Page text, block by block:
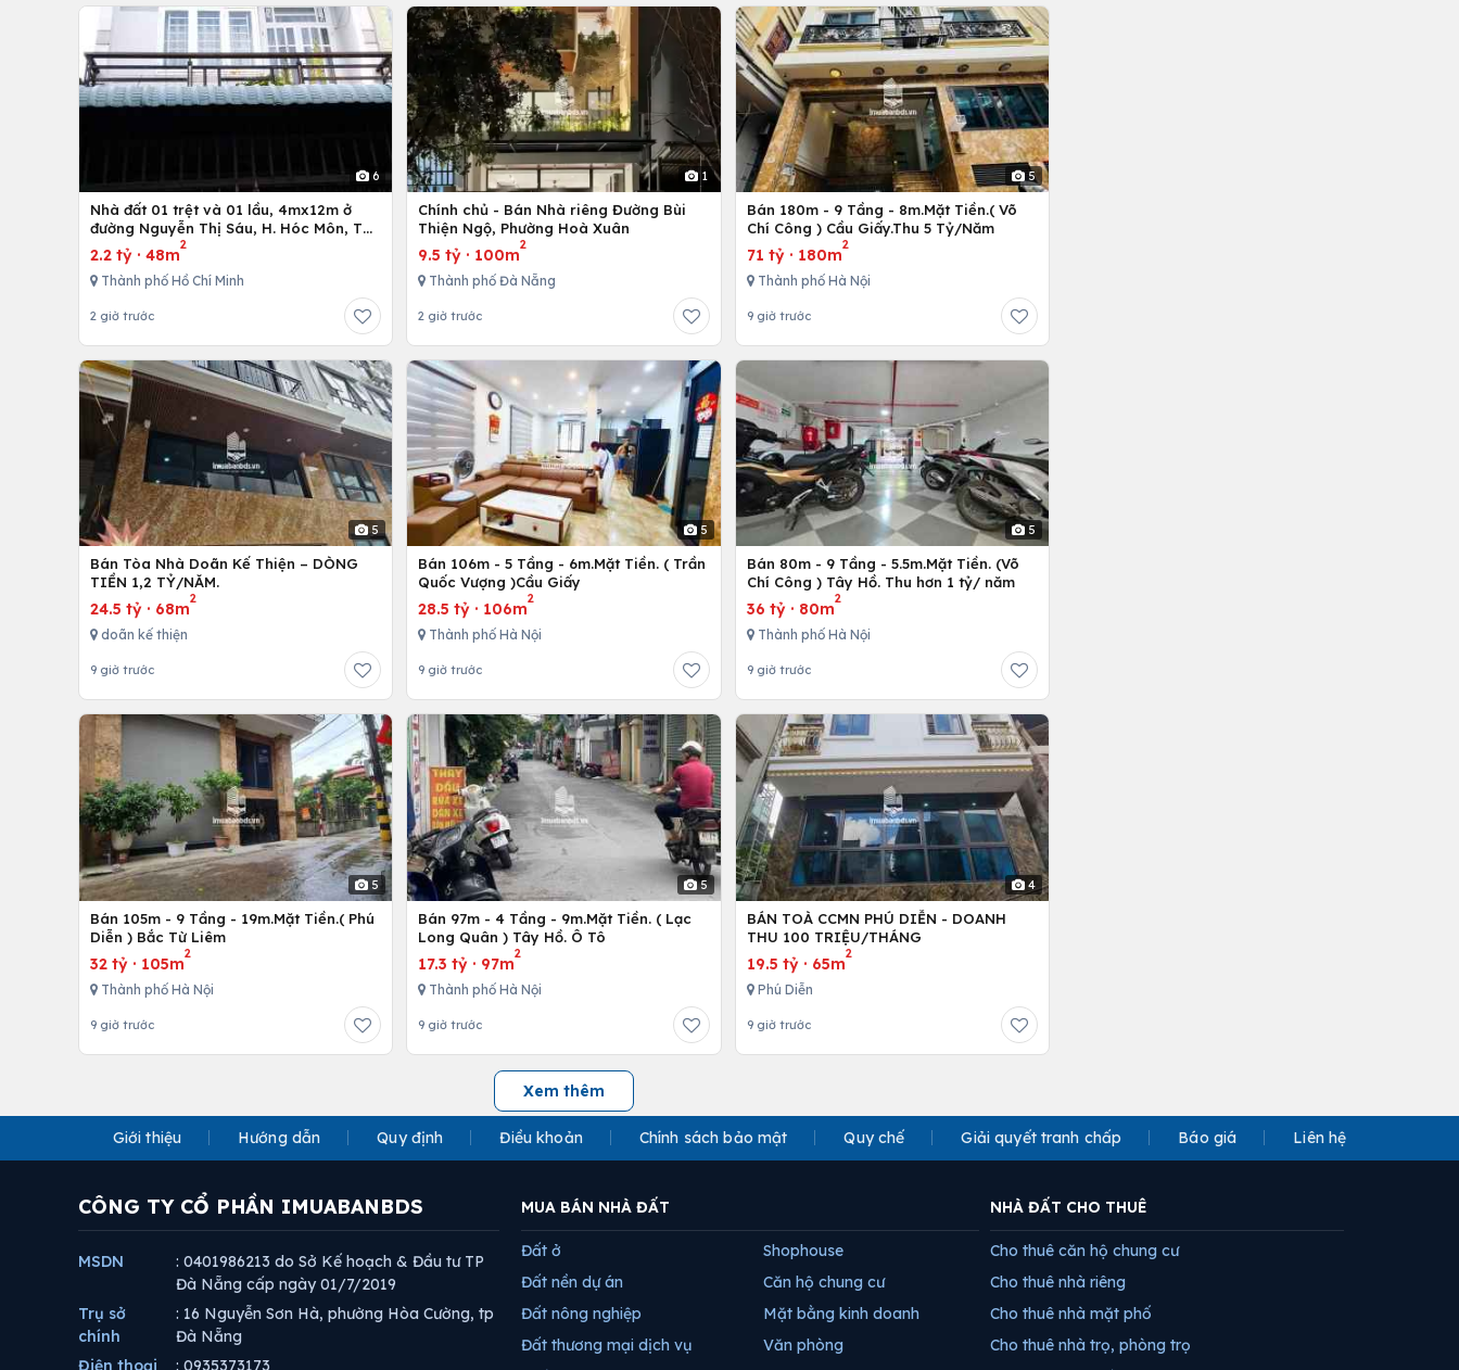
6
Nhà đất 01 trệt và 01 lầu, 4mx12m ở
đường Nguyễn Thị Sáu, H. Hóc Môn, Tp.
Hồ Chí Minh
2.2 tỷ · 48m
2
Thành phố Hồ Chí Minh
2 giờ trước
1
Chính chủ - Bán Nhà riêng Đường Bùi
Thiện Ngộ, Phường Hoà Xuân
9.5 tỷ · 100m
2
Thành phố Đà Nẵng
2 giờ trước
5
Bán 180m - 9 Tầng - 8m.Mặt Tiền.( Võ
Chí Công ) Cầu Giấy.Thu 5 Tỷ/Năm
71 tỷ· 180m
2
Thành phố Hà Nội
9 giờ trước
5
Bán Tòa Nhà Doãn Kế Thiện – DÒNG
TIỀN 1,2 TỶ/NĂM.
24.5 tỷ · 68m
2
doãn kế thiện
9 giờ trước
5
Bán 106m - 5 Tầng - 6m.Mặt Tiền. ( Trần
Quốc Vượng )Cầu Giấy
28.5 tỷ · 106m
2
Thành phố Hà Nội
9 giờ trước
5
Bán 80m - 9 Tầng - 5.5m.Mặt Tiền. (Võ
Chí Công ) Tây Hồ. Thu hơn 1 tỷ/ năm
36 tỷ· 80m
2
Thành phố Hà Nội
9 giờ trước
5
Bán 105m - 9 Tầng - 19m.Mặt Tiền.( Phú
Diễn ) Bắc Từ Liêm
32 tỷ · 105m
2
Thành phố Hà Nội
9 giờ trước
5
Bán 97m - 4 Tầng - 9m.Mặt Tiền. ( Lạc
Long Quân ) Tây Hồ. Ô Tô
17.3 tỷ · 97m
2
Thành phố Hà Nội
9 giờ trước
4
BÁN TOÀ CCMN PHÚ DIỄN - DOANH
THU 100 TRIỆU/THÁNG
19.5 tỷ· 65m
2
Phú Diễn
9 giờ trước
Xem thêm
Giới thiệu Hướng dẫn Quy định Điều khoản Chính sách bảo mật Quy chế Giải quyết tranh chấp Báo giá Liên hệ
CÔNG TY CỔ PHẦN IMUABANBDS
MSDN
: 0401986213 do Sở Kế hoạch & Đầu tư TP
Đà Nẵng cấp ngày 01/7/2019
Trụ sở
chính
: 16 Nguyễn Sơn Hà, phường Hòa Cường, tp
Đà Nẵng
Điện thoại
: 0935373173
MUA BÁN NHÀ ĐẤT
Đất ở
Đất nền dự án
Đất nông nghiệp
Đất thương mại dịch vụ
Shophouse
Căn hộ chung cư
Mặt bằng kinh doanh
Văn phòng
NHÀ ĐẤT CHO THUÊ
Cho thuê căn hộ chung cư
Cho thuê nhà riêng
Cho thuê nhà mặt phố
Cho thuê nhà trọ, phòng trọ